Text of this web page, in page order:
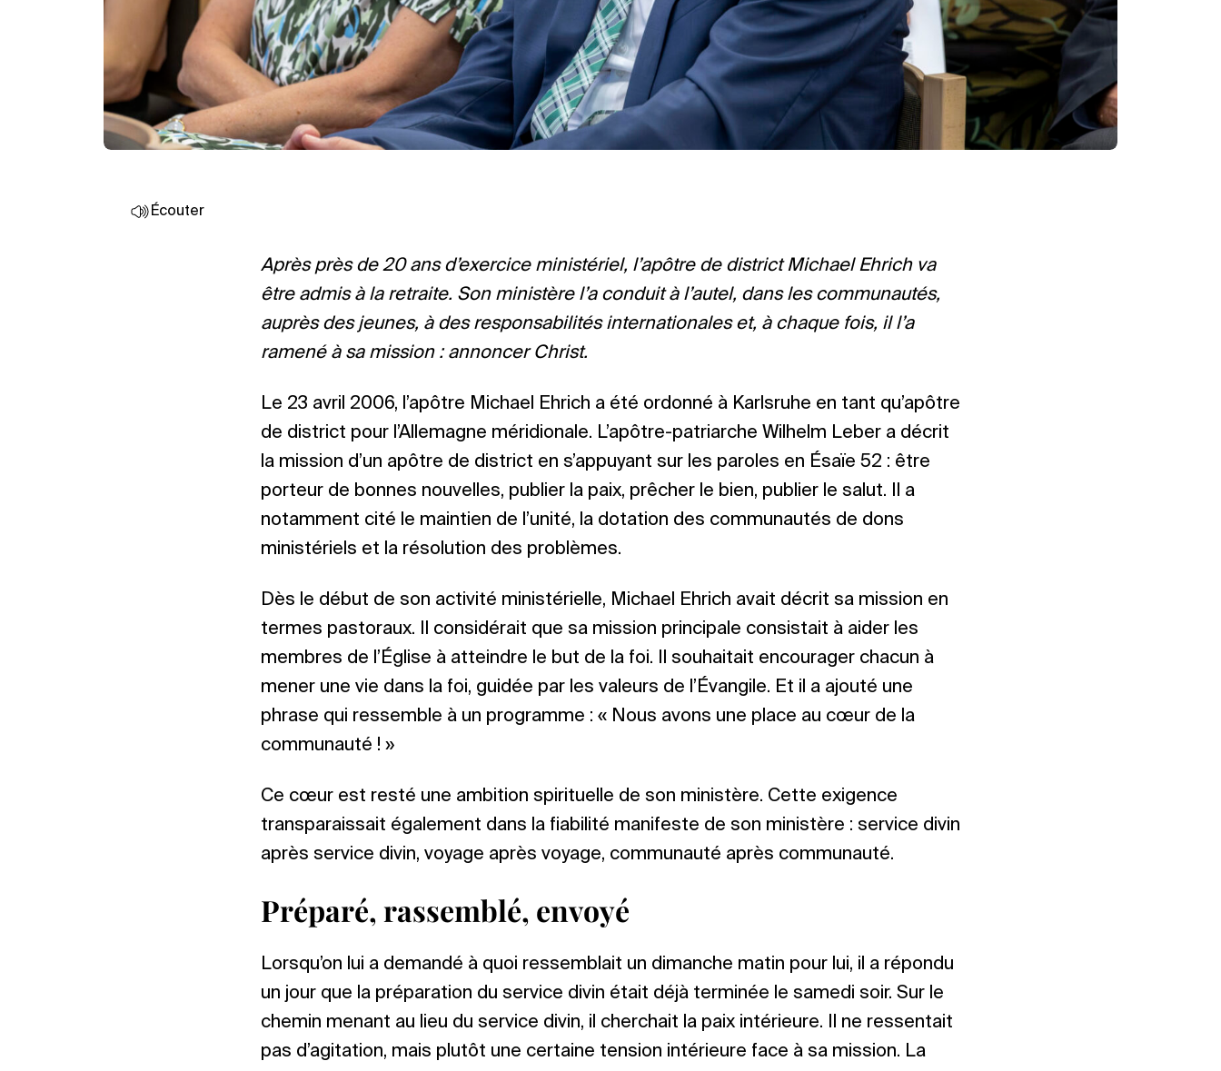
Écouter
Après près de 20 ans d’exercice ministériel, l’apôtre de district Michael Ehrich va
être admis à la retraite. Son ministère l’a conduit à l’autel, dans les communautés,
auprès des jeunes, à des responsabilités internationales et, à chaque fois, il l’a
ramené à sa mission : annoncer Christ.
Le 23 avril 2006, l’apôtre Michael Ehrich a été ordonné à Karlsruhe en tant qu’apôtre
de district pour l’Allemagne méridionale. L’apôtre-patriarche Wilhelm Leber a décrit
la mission d’un apôtre de district en s’appuyant sur les paroles en Ésaïe 52 : être
porteur de bonnes nouvelles, publier la paix, prêcher le bien, publier le salut. Il a
notamment cité le maintien de l’unité, la dotation des communautés de dons
ministériels et la résolution des problèmes.
Dès le début de son activité ministérielle, Michael Ehrich avait décrit sa mission en
termes pastoraux. Il considérait que sa mission principale consistait à aider les
membres de l’Église à atteindre le but de la foi. Il souhaitait encourager chacun à
mener une vie dans la foi, guidée par les valeurs de l’Évangile. Et il a ajouté une
phrase qui ressemble à un programme : « Nous avons une place au cœur de la
communauté ! »
Ce cœur est resté une ambition spirituelle de son ministère. Cette exigence
transparaissait également dans la fiabilité manifeste de son ministère : service divin
après service divin, voyage après voyage, communauté après communauté.
Préparé, rassemblé, envoyé
Lorsqu’on lui a demandé à quoi ressemblait un dimanche matin pour lui, il a répondu
un jour que la préparation du service divin était déjà terminée le samedi soir. Sur le
chemin menant au lieu du service divin, il cherchait la paix intérieure. Il ne ressentait
pas d’agitation, mais plutôt une certaine tension intérieure face à sa mission. La